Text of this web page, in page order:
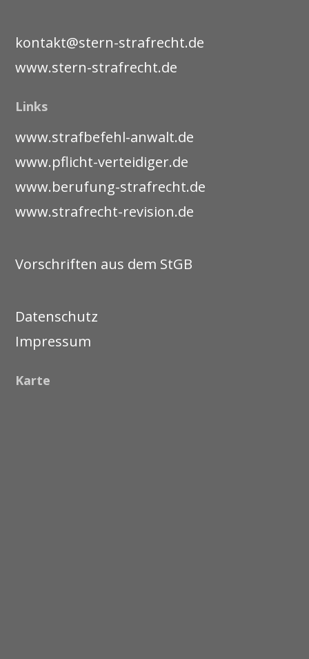
kontakt@stern-strafrecht.de
www.stern-strafrecht.de
Links
www.strafbefehl-anwalt.de
www.pflicht-verteidiger.de
www.berufung-strafrecht.de
www.strafrecht-revision.de
Vorschriften aus dem StGB
Datenschutz
Impressum
Karte